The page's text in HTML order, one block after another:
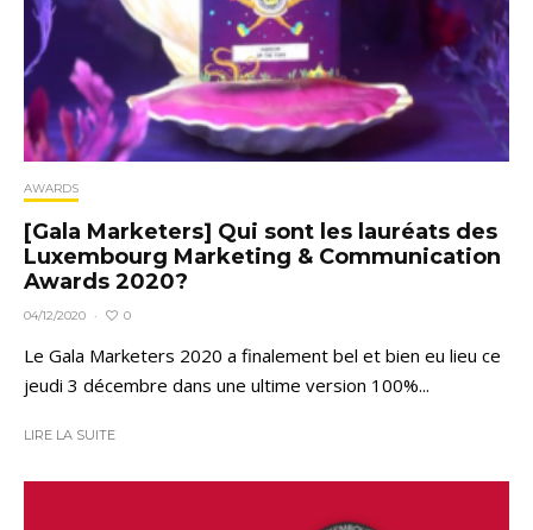
AWARDS
[Gala Marketers] Qui sont les lauréats des
Luxembourg Marketing & Communication
Awards 2020?
04/12/2020 · 0
Le Gala Marketers 2020 a finalement bel et bien eu lieu ce
jeudi 3 décembre dans une ultime version 100%...
LIRE LA SUITE